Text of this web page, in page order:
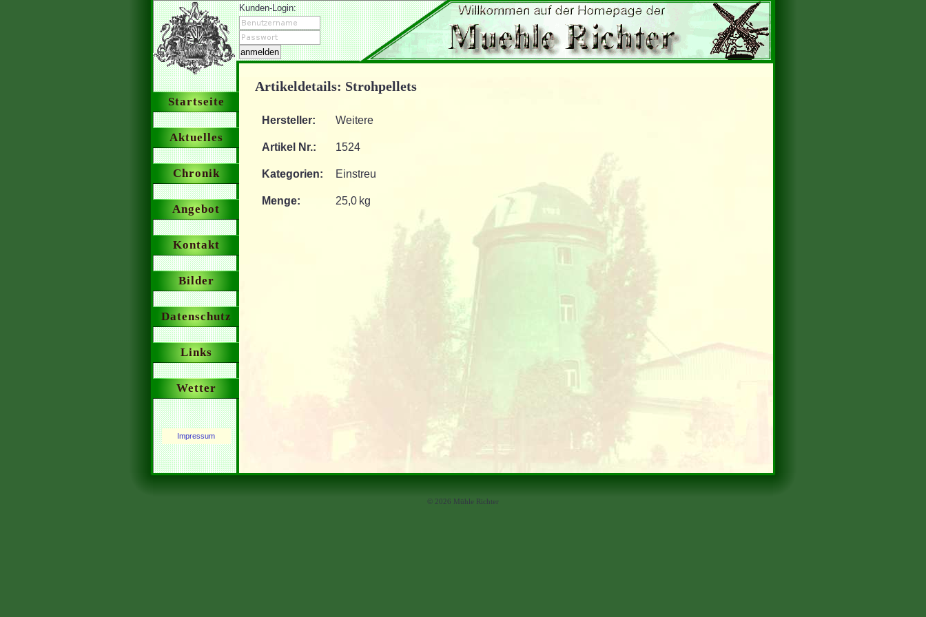
Kunden-Login:
Startseite
Aktuelles
Chronik
Angebot
Kontakt
Bilder
Datenschutz
Links
Wetter
Impressum
Artikeldetails: Strohpellets
Hersteller: Weitere
Artikel Nr.: 1524
Kategorien: Einstreu
Menge: 25,0 kg
© 2026 Mühle Richter